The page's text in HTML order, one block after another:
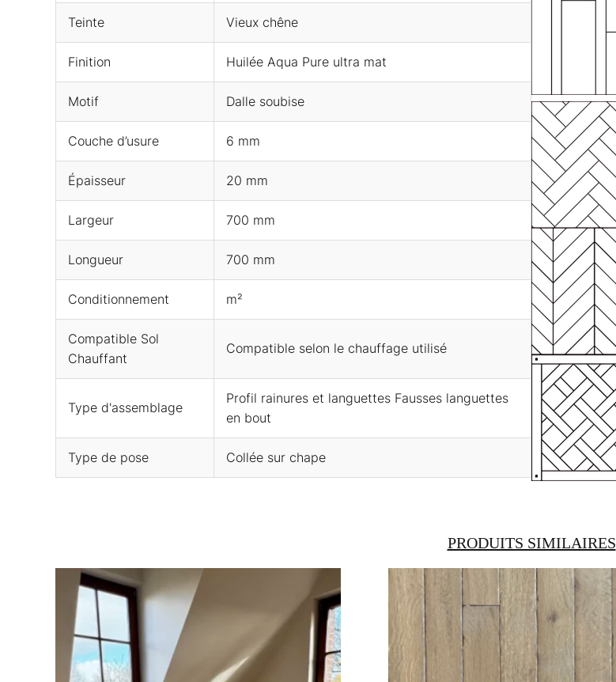
Teinte Vieux chêne
Finition Huilée Aqua Pure ultra mat
Motif Dalle soubise
Couche d’usure 6 mm
Épaisseur 20 mm
Largeur 700 mm
Longueur 700 mm
Conditionnement m²
Compatible Sol
Chauffant
Compatible selon le chauffage utilisé
Type d'assemblage
Profil rainures et languettes Fausses languettes
en bout
Type de pose Collée sur chape
PRODUITS SIMILAIRES